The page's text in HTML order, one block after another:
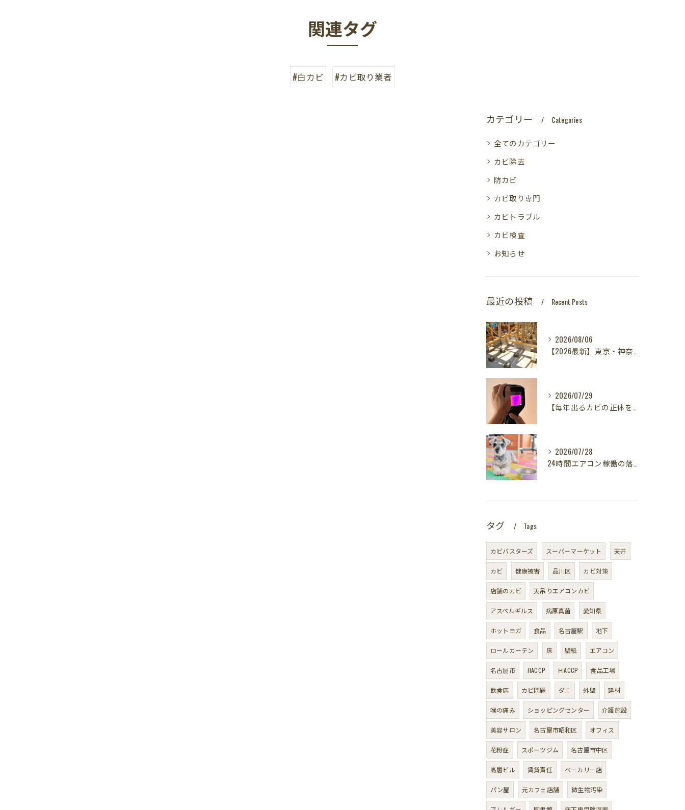
関連タグ
#白カビ #カビ取り業者
カテゴリー Categories
全てのカテゴリー
カビ除去
防カビ
カビ取り専門
カビトラブル
カビ検査
お知らせ
最近の投稿 Recent Posts
2026/08/06
【2026最新】東京・神奈川・千葉・埼玉の新築に異変？！引き渡し前カビ検査が必須な理由｜3万円で数千万円の資産を守る究極の安心術✨
2026/07/29
【毎年出るカビの正体を暴く！】カビ取りは当たり前✨再発を防ぐ「徹底原因追及」の裏側とは？水漏れサーモグラフィー調査の威力！
2026/07/28
24時間エアコン稼働の落とし穴！夏型壁内結露から大切な愛犬の健康を守る方法
タグ Tags
カビバスターズ スーパーマーケット 天井
カビ 健康被害 品川区 カビ対策
店舗のカビ 天吊りエアコンカビ
アスペルギルス 病原真菌 愛知県
ホットヨガ 食品 名古屋駅 地下
ロールカーテン 床 壁紙 エアコン
名古屋市 HACCP ＨACCP 食品工場
飲食店 カビ問題 ダニ 外壁 建材
喉の痛み ショッピングセンター 介護施設
美容サロン 名古屋市昭和区 オフィス
花粉症 スポーツジム 名古屋市中区
高層ビル 賃貸責任 ベーカリー店
パン屋 元カフェ店舗 微生物汚染